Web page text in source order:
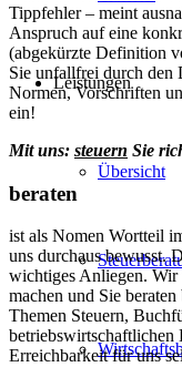
Leistungen
Übersicht
Tippfehler – meint
Anspruch auf eine
(abgekürzte Definition
Sie unfallfrei durch den
Normen, Vorschriften
ein!
Mit uns: steuern Sie
beraten
ist als Nomen Wortteil
uns durchaus bewusst.
wichtiges Anliegen. Wir
machen und Sie
Themen Steuern,
betriebswirtschaftlichen
Erreichbarkeit für uns